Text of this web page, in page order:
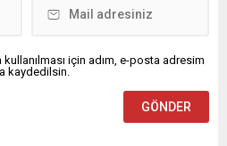
için adım, e-posta adresim
kaydedilsin.